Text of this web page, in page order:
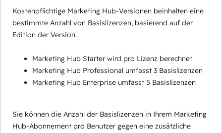
Kostenpflichtige Marketing Hub-Versionen beinhalten eine
bestimmte Anzahl von Basislizenzen, basierend auf der
Edition der Version.
Marketing Hub Starter wird pro Lizenz berechnet
Marketing Hub Professional umfasst 3 Basislizenzen
Marketing Hub Enterprise umfasst 5 Basislizenzen
Sie können die Anzahl der Basislizenzen in Ihrem Marketing
Hub-Abonnement pro Benutzer gegen eine zusätzliche